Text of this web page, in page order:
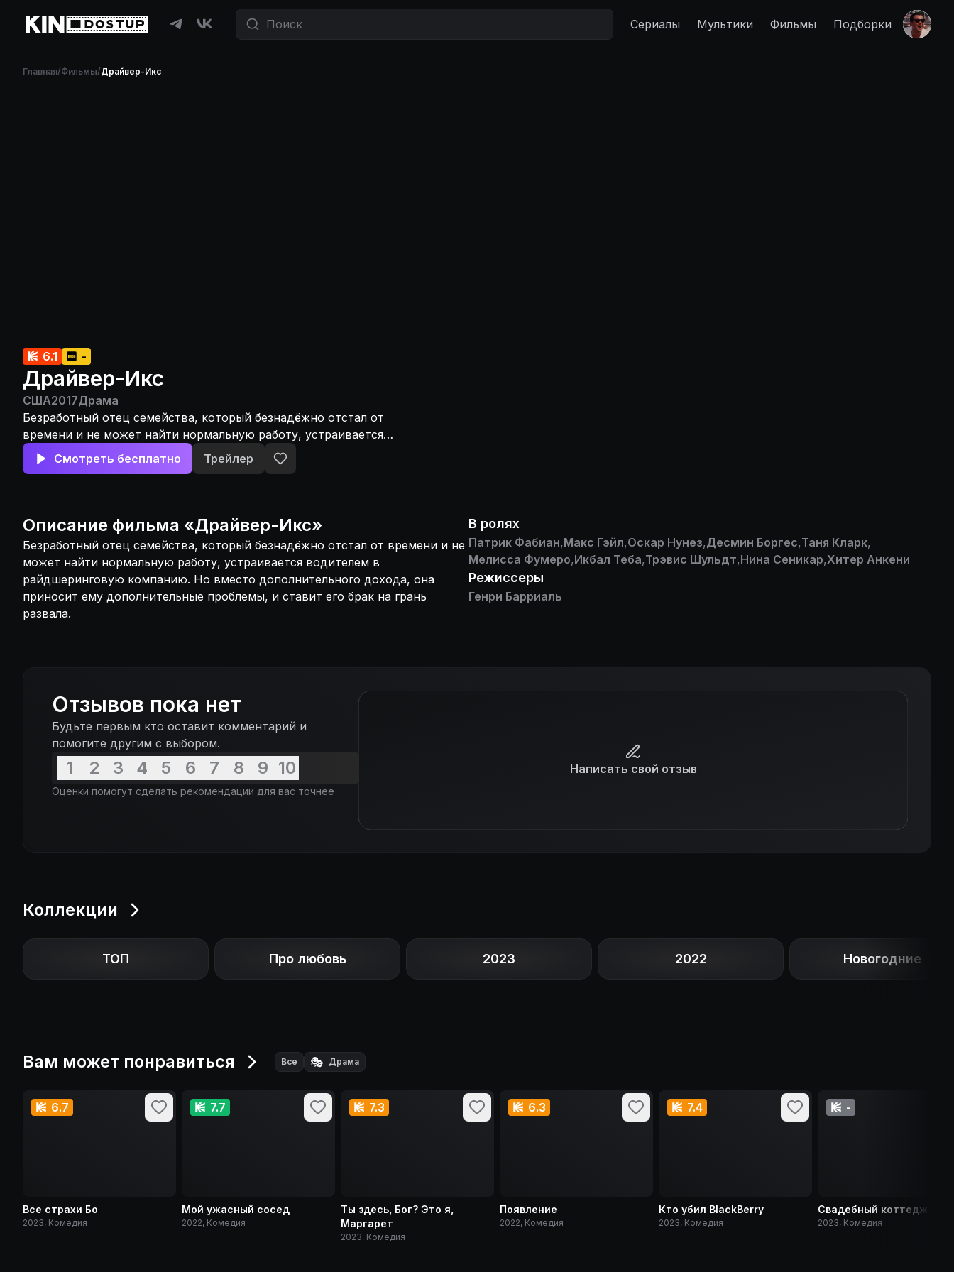
Сериалы Мультики Фильмы Подборки
Главная/Фильмы/Драйвер-Икс
6.1 -
Драйвер-Икс
США2017Драма
Безработный отец семейства, который безнадёжно отстал от
времени и не может найти нормальную работу, устраивается
водителем в райдшеринговую компанию. Но вместо
дополнительного дохода, она приносит ему дополнительные
Смотреть бесплатно Трейлер
Описание фильма «Драйвер-Икс»
Безработный отец семейства, который безнадёжно отстал от времени и не
может найти нормальную работу, устраивается водителем в
райдшеринговую компанию. Но вместо дополнительного дохода, она
приносит ему дополнительные проблемы, и ставит его брак на грань
развала.
В ролях
Патрик Фабиан,Макс Гэйл,Оскар Нунез,Десмин Боргес,Таня Кларк,
Мелисса Фумеро,Икбал Теба,Трэвис Шульдт,Нина Сеникар,Хитер Анкени
Режиссеры
Генри Барриаль
Отзывов пока нет
Будьте первым кто оставит комментарий и
помогите другим с выбором.
1 2 3 4 5 6 7 8 9 10
Оценки помогут сделать рекомендации для вас точнее
Написать свой отзыв
Коллекции
ТОП Про любовь 2023 2022 Новогодние
Вам может понравиться Все 🎭 Драма
6.7
Все страхи Бо
2023, Комедия
7.7
Мой ужасный сосед
2022, Комедия
7.3
Ты здесь, Бог? Это я,
Маргарет
2023, Комедия
6.3
Появление
2022, Комедия
7.4
Кто убил BlackBerry
2023, Комедия
-
Свадебный коттедж
2023, Комедия